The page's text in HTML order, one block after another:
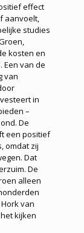
effect
aanvoelt,
studies
kosten en
van de
van
in
–
De
een positief
omdat zij
Dat
De
alleen
van
kijken